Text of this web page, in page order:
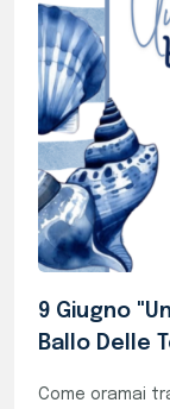
9 Giugno
Ballo Delle
Come oramai
Approfondisci